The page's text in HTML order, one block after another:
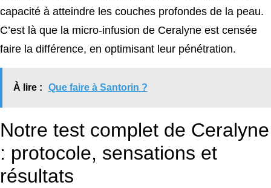
capacité à atteindre les couches profondes de la peau.
C’est là que la micro-infusion de Ceralyne est censée
faire la différence, en optimisant leur pénétration.
À lire : Que faire à Santorin ?
Notre test complet de Ceralyne
: protocole, sensations et
résultats